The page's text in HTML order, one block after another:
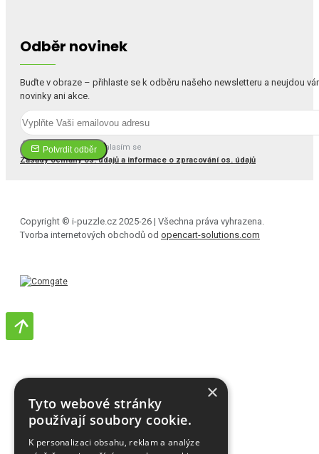
Odběr novinek
Buďte v obraze – přihlaste se k odběru našeho newsletteru a neujdou
novinky ani akce.
Potvrdit odběr
Četl(a) jsem a souhlasím se
Zásady ochrany os. údajů a informace o zpracování os. údajů
Copyright © i-puzzle.cz 2025-26 | Všechna práva vyhrazena.
Tvorba internetových obchodů od opencart-solutions.com
×
Tyto webové stránky
používají soubory cookie.
K personalizaci obsahu, reklam a analýze